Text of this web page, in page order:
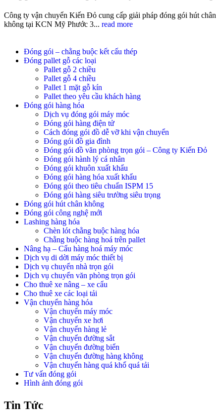
Công ty vận chuyển Kiến Đỏ cung cấp giải pháp đóng gói hút chân
không tại KCN Mỹ Phước 3... read more
Đóng gói – chằng buộc kết cấu thép
Đóng pallet gỗ các loại
Pallet gỗ 2 chiều
Pallet gỗ 4 chiều
Pallet 1 mặt gỗ kín
Pallet theo yêu cầu khách hàng
Đóng gói hàng hóa
Dịch vụ đóng gói máy móc
Đóng gói hàng điện tử
Cách đóng gói đồ dễ vỡ khi vận chuyển
Đóng gói đồ gia đình
Đóng gói đồ văn phòng trọn gói – Công ty Kiến Đỏ
Đóng gói hành lý cá nhân
Đóng gói khuôn xuất khẩu
Đóng gói hàng hóa xuất khẩu
Đóng gói theo tiêu chuẩn ISPM 15
Đóng gói hàng siêu trường siêu trọng
Đóng gói hút chân không
Đóng gói công nghệ mới
Lashing hàng hóa
Chèn lót chằng buộc hàng hóa
Chằng buộc hàng hoá trên pallet
Nâng hạ – Cẩu hàng hoá máy móc
Dịch vụ di dời máy móc thiết bị
Dịch vụ chuyển nhà trọn gói
Dịch vụ chuyển văn phòng trọn gói
Cho thuê xe nâng – xe cẩu
Cho thuê xe các loại tải
Vận chuyển hàng hóa
Vận chuyển máy móc
Vận chuyển xe hơi
Vận chuyển hàng lẻ
Vận chuyển đường sắt
Vận chuyển đường biển
Vận chuyển đường hàng không
Vận chuyển hàng quá khổ quá tải
Tư vấn đóng gói
Hình ảnh đóng gói
Tin Tức